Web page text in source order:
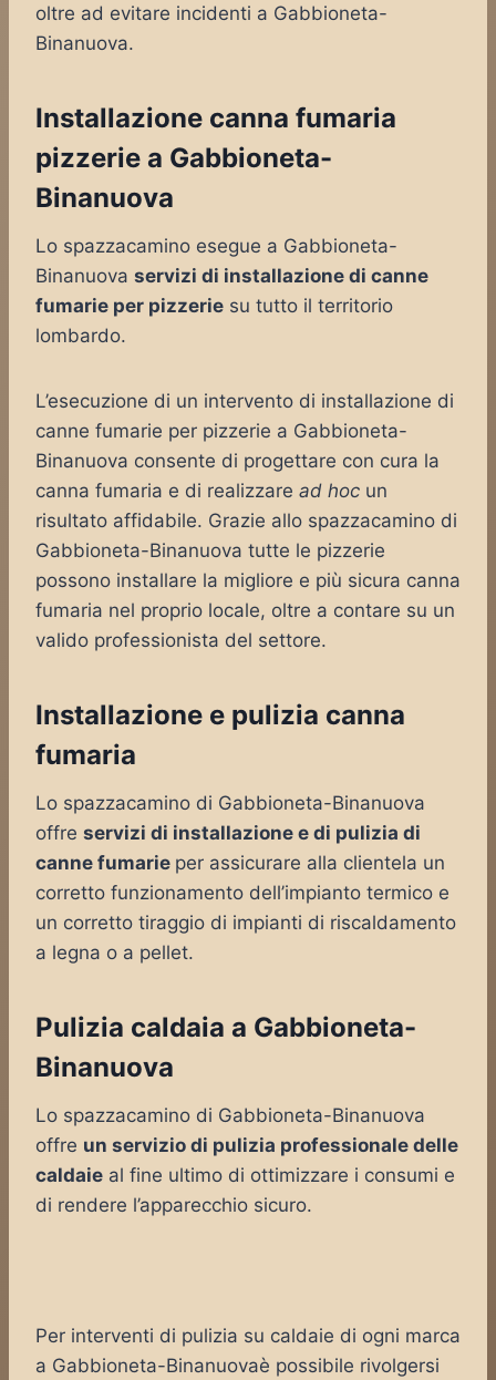
oltre ad evitare incidenti a Gabbioneta-
Binanuova.
Installazione canna fumaria
pizzerie a Gabbioneta-
Binanuova
Lo spazzacamino esegue a Gabbioneta-
Binanuova servizi di installazione di canne
fumarie per pizzerie su tutto il territorio
lombardo.
L’esecuzione di un intervento di installazione di
canne fumarie per pizzerie a Gabbioneta-
Binanuova consente di progettare con cura la
canna fumaria e di realizzare ad hoc un
risultato affidabile. Grazie allo spazzacamino di
Gabbioneta-Binanuova tutte le pizzerie
possono installare la migliore e più sicura canna
fumaria nel proprio locale, oltre a contare su un
valido professionista del settore.
Installazione e pulizia canna
fumaria
Lo spazzacamino di Gabbioneta-Binanuova
offre servizi di installazione e di pulizia di
canne fumarie per assicurare alla clientela un
corretto funzionamento dell’impianto termico e
un corretto tiraggio di impianti di riscaldamento
a legna o a pellet.
Pulizia caldaia a Gabbioneta-
Binanuova
Lo spazzacamino di Gabbioneta-Binanuova
offre un servizio di pulizia professionale delle
caldaie al fine ultimo di ottimizzare i consumi e
di rendere l’apparecchio sicuro.
Per interventi di pulizia su caldaie di ogni marca
a Gabbioneta-Binanuovaè possibile rivolgersi